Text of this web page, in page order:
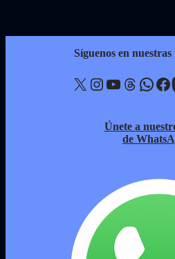
Síguenos en nuestras
X Instagram YouTube Threads WhatsApp Facebook
Únete a
de